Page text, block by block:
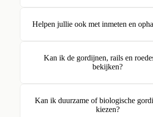
Helpen jullie ook met inmeten en
Kan ik de gordijnen, rails en
bekijken?
Kan ik duurzame of biologische
kiezen?